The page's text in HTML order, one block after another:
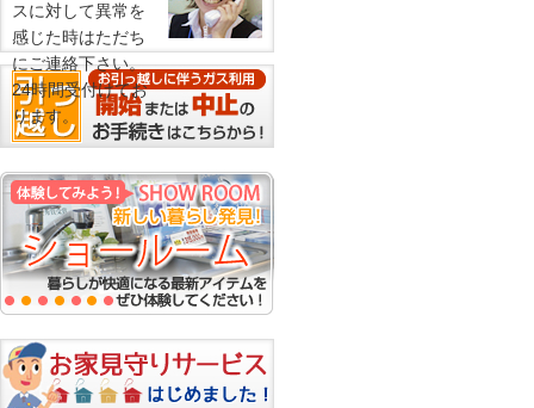
スに対して異常を
感じた時はただち
にご連絡下さい。
24時間受付けてお
ります。